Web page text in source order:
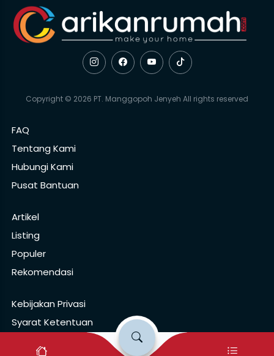
Copyright © 2026 PT. Manggopoh Jenyeh All rights reserved
FAQ
Tentang Kami
Hubungi Kami
Pusat Bantuan
Artikel
Listing
Populer
Rekomendasi
Kebijakan Privasi
Syarat Ketentuan